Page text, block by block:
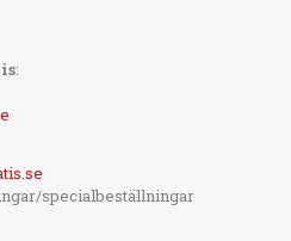
:
specialbeställningar